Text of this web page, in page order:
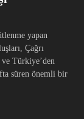
yapan
Çağrı
Türkiye’den
süren önemli bir